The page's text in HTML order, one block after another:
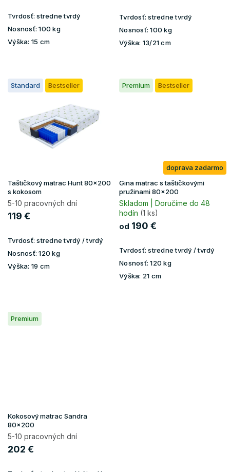
Tvrdosť: stredne tvrdý
Nosnosť: 100 kg
Výška: 15 cm
Tvrdosť: stredne tvrdý
Nosnosť: 100 kg
Výška: 13/21 cm
Standard Bestseller
Taštičkový matrac Hunt 80x200
s kokosom
5-10 pracovných dní
119 €
Tvrdosť: stredne tvrdý / tvrdý
Nosnosť: 120 kg
Výška: 19 cm
Premium Bestseller
doprava zadarmo
Gina matrac s taštičkovými
pružinami 80x200
Skladom | Doručíme do 48
hodín (1 ks)
od 190 €
Tvrdosť: stredne tvrdý / tvrdý
Nosnosť: 120 kg
Výška: 21 cm
Premium
Kokosový matrac Sandra
80x200
5-10 pracovných dní
202 €